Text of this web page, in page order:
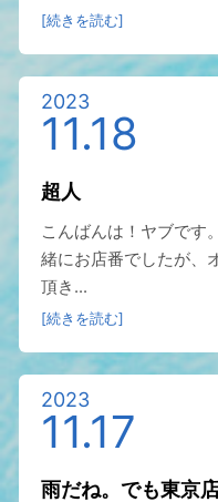
[続きを読む]
2023
11.18
超人
こんばんは！ヤブです
緒にお店番でしたが、
頂き...
[続きを読む]
2023
11.17
雨だね。でも東京